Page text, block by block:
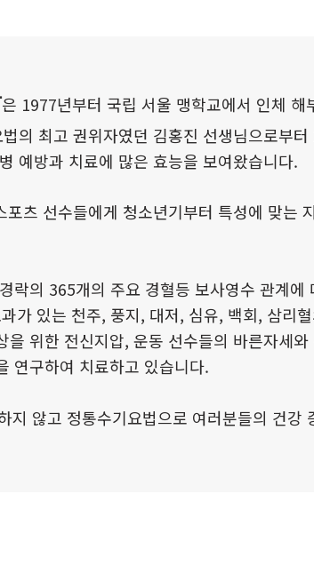
은 1977년부터 국립 서울 맹학교에서 인체
의 최고 권위자였던 김홍진 선생님으로부
예방과 치료에 많은 효능을 보여왔습니다.
츠 선수들에게 청소년기부터 특성에 맞는
락의 365개의 주요 경혈등 보사영수 관계
가 있는 천주, 풍지, 대저, 심유, 백회, 삼리
위한 전신지압, 운동 선수들의 바른자세
연구하여 치료하고 있습니다.
지 않고 정통수기요법으로 여러분들의 건강